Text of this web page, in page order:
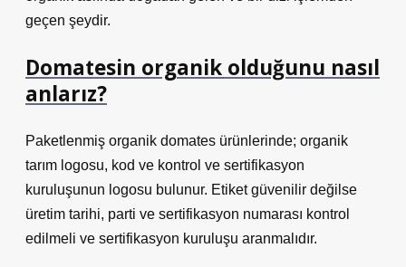
geçen şeydir.
Domatesin organik olduğunu nasıl
anlarız?
Paketlenmiş organik domates ürünlerinde; organik
tarım logosu, kod ve kontrol ve sertifikasyon
kuruluşunun logosu bulunur. Etiket güvenilir değilse
üretim tarihi, parti ve sertifikasyon numarası kontrol
edilmeli ve sertifikasyon kuruluşu aranmalıdır.